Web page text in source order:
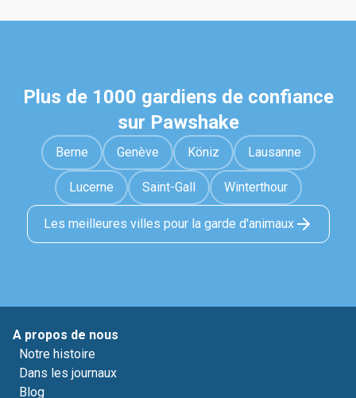
Plus de 1000 gardiens de confiance
sur Pawshake
Berne Genève Köniz Lausanne
Lucerne Saint-Gall Winterthour
Les meilleures villes pour la garde d'animaux
A propos de nous
Notre histoire
Dans les journaux
Blog